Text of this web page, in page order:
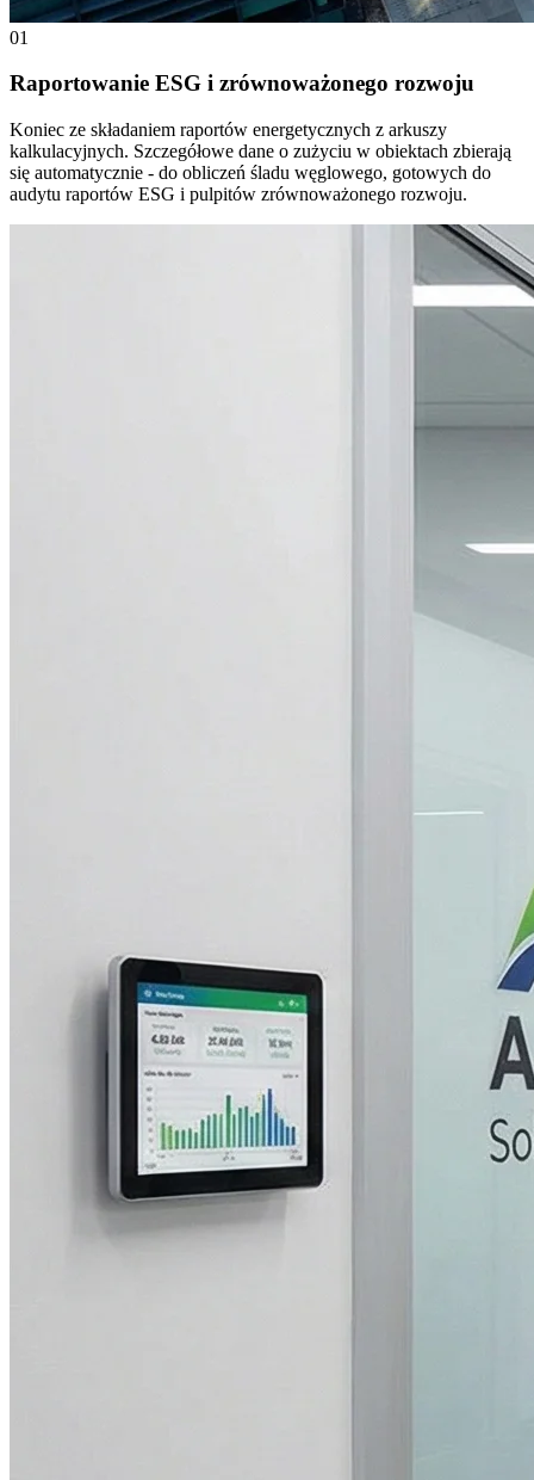
01
Raportowanie ESG i zrównoważonego rozwoju
Koniec ze składaniem raportów energetycznych z arkuszy
kalkulacyjnych. Szczegółowe dane o zużyciu w obiektach zbierają
się automatycznie - do obliczeń śladu węglowego, gotowych do
audytu raportów ESG i pulpitów zrównoważonego rozwoju.